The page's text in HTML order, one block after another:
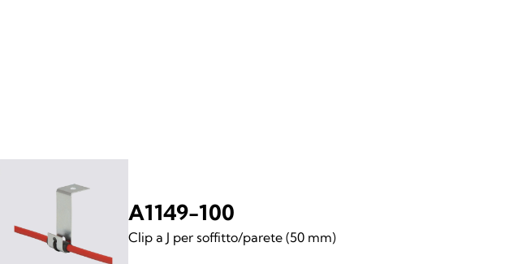
A1149-100
Clip a J per soffitto/parete (50 mm)